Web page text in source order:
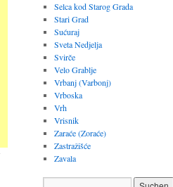
Selca kod Starog Grada
Stari Grad
Sućuraj
Sveta Nedjelja
Svirče
Velo Grablje
Vrbanj (Varbonj)
Vrboska
Vrh
Vrisnik
Zaraće (Zoraće)
Zastražišće
Zavala